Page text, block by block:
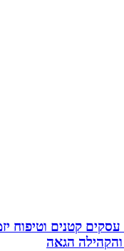
עסקים קטנים וטיפוח
הגאה